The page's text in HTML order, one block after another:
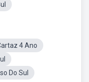
4 Ano
Do Sul